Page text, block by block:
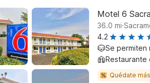
Motel 6
36.0 mi.
4.2
Se permiten
Restaurante
Quédate